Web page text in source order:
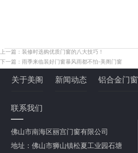
上一篇： 装修时选购优质门窗的八大技巧！
下一篇： 雨季来临装好门窗暴风雨都不怕-美阁门窗
关于美阁 新闻动态 铝合金门窗
联系我们
佛山市南海区丽宫门窗有限公司
地址：佛山市狮山镇松夏工业园石塘